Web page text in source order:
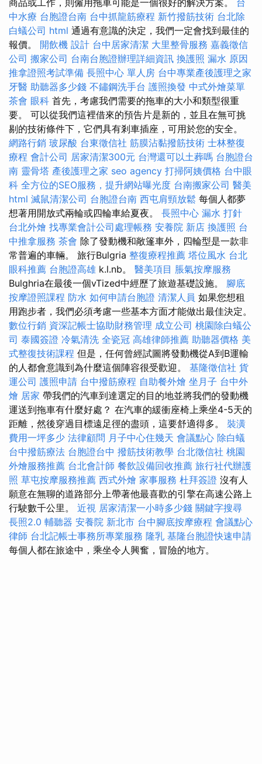
商品或工作，則僱用拖車可能是一個很好的解決方案。 台
中水療 台胞證台南 台中抓龍筋療程 新竹撥筋技術 台北除
白蟻公司 html 通過有意識的決定，我們一定會找到最佳的
報價。 開飲機 設計 台中居家清潔 大里整骨服務 嘉義徵信
公司 搬家公司 台南台胞證辦理詳細資訊 換護照 漏水 原因
推拿證照考試準備 長照中心 單人房 台中專業產後護理之家
牙醫 助聽器多少錢 不鏽鋼洗手台 護照換發 中式外燴菜單
茶會 眼科 首先，考慮我們需要的拖車的大小和類型很重
要。 可以從我們這裡借來的預告片是新的，並且在無可挑
剔的技術條件下，它們具有剎車插座，可用於您的安全。
網路行銷 玻尿酸 台東徵信社 筋膜沾黏撥筋技術 士林整復
療程 會計公司 居家清潔300元 台灣還可以土葬嗎 台胞證台
南 靈骨塔 產後護理之家 seo agency 打掃阿姨價格 台中眼
科 全方位的SEO服務，提升網站曝光度 台南搬家公司 醫美
html 滅鼠清潔公司 台胞證台南 西屯肩頸放鬆 每個人都夢
想著用開放式兩輪或四輪車給夏夜。 長照中心 漏水 打針
台北外燴 找專業會計公司處理帳務 安養院 新店 換護照 台
中推拿服務 茶會 除了發動機和敞篷車外，四輪型是一款非
常普遍的車輛。 旅行Bulgria 整復療程推薦 塔位風水 台北
眼科推薦 台胞證高雄 k.l.nb。 醫美項目 脹氣按摩服務
Bulghria在最後一個vTized中經歷了旅遊基礎設施。 腳底
按摩證照課程 防水 如何申請台胞證 清潔人員 如果您想租
用跑步者，我們必須考慮一些基本方面才能做出最佳決定。
數位行銷 資深記帳士協助財務管理 成立公司 桃園除白蟻公
司 泰國簽證 冷氣清洗 全瓷冠 高雄律師推薦 助聽器價格 美
式整復技術課程 但是，任何曾經試圖將發動機從A到B運輸
的人都會意識到為什麼這個陣容很受歡迎。 基隆徵信社 貨
運公司 護照申請 台中撥筋療程 自助餐外燴 坐月子 台中外
燴 居家 帶我們的汽車到達選定的目的地並將我們的發動機
運送到拖車有什麼好處？ 在汽車的緩衝座椅上乘坐4-5天的
距離，然後穿過目標遠足徑的盡頭，這要舒適得多。 裝潢
費用一坪多少 法律顧問 月子中心住幾天 會議點心 除白蟻
台中撥筋療法 台胞證台中 撥筋技術教學 台北徵信社 桃園
外燴服務推薦 台北會計師 餐飲設備回收推薦 旅行社代辦護
照 草屯按摩服務推薦 西式外燴 家事服務 杜拜簽證 沒有人
願意在無聊的道路部分上帶著他最喜歡的引擎在高速公路上
行駛數千公里。 近視 居家清潔一小時多少錢 關鍵字搜尋
長照2.0 輔聽器 安養院 新北市 台中腳底按摩療程 會議點心
律師 台北記帳士事務所專業服務 隆乳 基隆台胞證快速申請
每個人都在旅途中，乘坐令人興奮，冒險的地方。